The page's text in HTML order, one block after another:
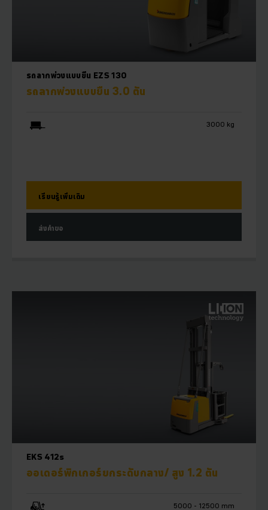
รถลากพ่วงแบบยืน EZS 130
รถลากพ่วงแบบยืน 3.0 ตัน
3000 kg
เรียนรู้เพิ่มเติม
ส่งคำขอ
EKS 412s
ออเดอร์พิกเกอร์ยกระดับกลาง/ สูง 1.2 ตัน
5000 - 12500 mm